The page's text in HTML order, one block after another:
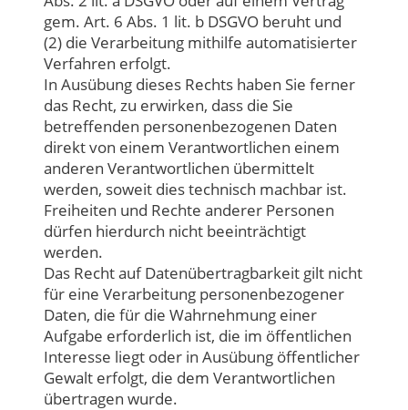
gem. Art. 6 Abs. 1 lit. b DSGVO beruht und
(2) die Verarbeitung mithilfe automatisierter
Verfahren erfolgt.
In Ausübung dieses Rechts haben Sie ferner
das Recht, zu erwirken, dass die Sie
betreffenden personenbezogenen Daten
direkt von einem Verantwortlichen einem
anderen Verantwortlichen übermittelt
werden, soweit dies technisch machbar ist.
Freiheiten und Rechte anderer Personen
dürfen hierdurch nicht beeinträchtigt
werden.
Das Recht auf Datenübertragbarkeit gilt nicht
für eine Verarbeitung personenbezogener
Daten, die für die Wahrnehmung einer
Aufgabe erforderlich ist, die im öffentlichen
Interesse liegt oder in Ausübung öffentlicher
Gewalt erfolgt, die dem Verantwortlichen
übertragen wurde.